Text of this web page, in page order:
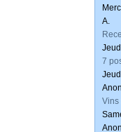
A.
7
Vins